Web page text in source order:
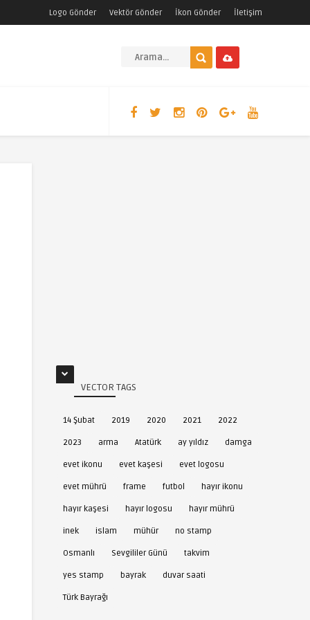
Logo Gönder Vektör Gönder İkon Gönder İletişim
VECTOR TAGS
14 Şubat 2019 2020 2021 2022
2023 arma Atatürk ay yıldız damga
evet ikonu evet kaşesi evet logosu
evet mührü frame futbol hayır ikonu
hayır kaşesi hayır logosu hayır mührü
inek islam mühür no stamp
Osmanlı Sevgililer Günü takvim
yes stamp bayrak duvar saati
Türk Bayrağı